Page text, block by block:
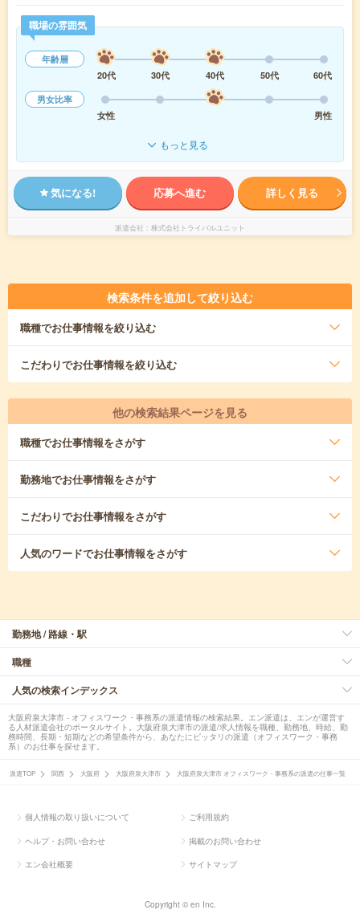
職場の雰囲気
年齢層
20代
30代 40代 50代
60代
男女比率
女性
男性
もっと見る
気になる! 応募へ進む 詳しく見る
派遣会社 株式会社トライバルユニット
検索条件を追加して絞り込む
職種でお仕事情報を絞り込む
こだわりでお仕事情報を絞り込む
他の検索結果ページを見る
職種でお仕事情報をさがす
勤務地でお仕事情報をさがす
こだわりでお仕事情報をさがす
人気のワードでお仕事情報をさがす
勤務地 / 路線・駅
職種
人気の検索インデックス
大阪府泉大津市 - オフィスワーク・事務系の派遣情報の検索結果。エン派遣は、エンが運営す
る人材派遣会社のポータルサイト。大阪府泉大津市の派遣/求人情報を職種、勤務地、時給、勤
務時間、長期・短期などの希望条件から、あなたにピッタリの派遣（オフィスワーク・事務
系）のお仕事を探せます。
派遣TOP 関西 大阪府 大阪府泉大津市 大阪府泉大津市 オフィスワーク・事務系の派遣の仕事一覧
個人情報の取り扱いについて ご利用規約
ヘルプ・お問い合わせ 掲載のお問い合わせ
エン会社概要 サイトマップ
Copyright © en Inc.